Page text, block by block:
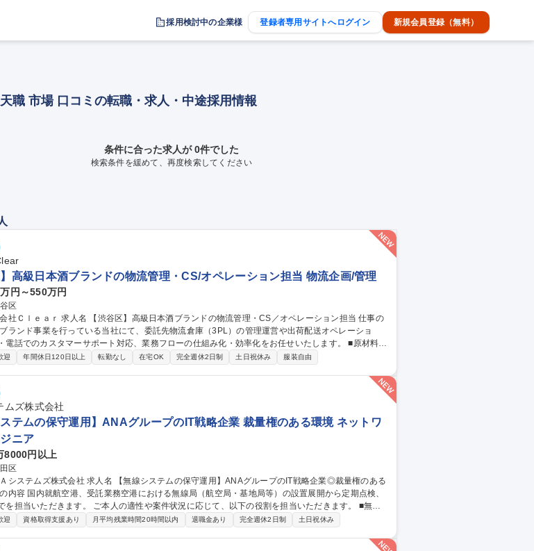
採用検討中の企業様 登録者専用サイトへログイン 新規会員登録（無料）
職 市場 口コミの転職・求人・中途採用情報
条件に合った求人が 0件でした
検索条件を緩めて、再度検索してください
】高級日本酒ブランドの物流管理・CS/オペレーション担当 物流企画/管理
円～550万円
区
日本酒ブランドの物流管理・CS／オペレーション担当 仕事の
ランド事業を行っている当社にて、委託先物流倉庫（3PL）の管理運営や出荷配送オペレーショ
話でのカスタマーサポート対応、業務フローの仕組み化・効率化をお任せいたします。 ■原材料・
・発注業務および適正な在庫管理・棚卸業務 ■委託先物流倉庫（3PL）の管理・運営および効率的な
レーション担当
迎 年間休日120日以上 転勤なし 在宅OK 完全週休2日制 土日祝休み 服装自由
ムズ株式会社
ステムの保守運用】ANAグループのIT戦略企業 裁量権のある環境 ネットワ
ニア
8000円以上
区
【無線システムの保守運用】ANAグループのIT戦略企業◎裁量権のある
を担当いただきます。 ご本人の適性や案件状況に応じて、以下の役割を担当いただきます。 ■無線
に関する計画の立案、調整、営業取引全般 ■無線設備の設置・移設・撤去作業、登録点検業務・運用
物に改変を加える業務はございません。 ※5～10日/月、国内各地への出張が発生いたします。（北
迎 資格取得支援あり 月平均残業時間20時間以内 退職金あり 完全週休2日制 土日祝休み